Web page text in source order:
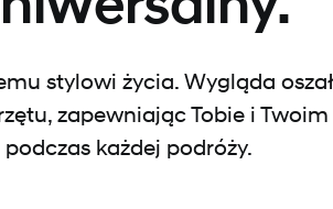
stylowi życia. Wygląda
zapewniając Tobie i
podczas każdej podróży.